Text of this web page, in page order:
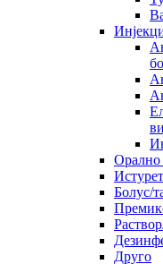
Орално
Болус/
Друго